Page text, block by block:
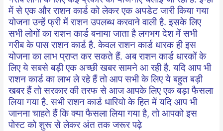
में से एक और राशन कार्ड को लेकर एक अपडेट जारी किया गया
योजना उन्हें फ्री में राशन उपलब्ध करवाने वाली है. इसके लिए
सभी लोगों का राशन कार्ड बनाया जाता है लगभग देश में सभी
गरीब के पास राशन कार्ड है. केवल राशन कार्ड धारक ही इस
योजना का लाभ प्राप्त कर सकते हैं. अब राशन कार्ड धारकों के
लिए ये सबसे बड़ी एक अच्छी खबर सामने आ रही है. यदि आप भी
राशन कार्ड का लाभ ले रहे हैं तो आप सभी के लिए ये बहुत बड़ी
खबर हैं तो सरकार की तरफ से आज आपके लिए एक बड़ा फैसला
लिया गया है. सभी राशन कार्ड धारियो के हित में यदि आप भी
जानना चाहते हैं कि क्या फैसला लिया गया है, तो आपको इस
पोस्ट को शुरू से लेकर अंत तक जरूर पढ़े